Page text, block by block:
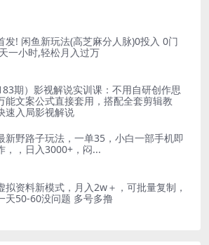
发! 闲鱼新玩法(高芝麻分人脉)0投入 0门
一小时,轻松月入过万
期）影视解说实训课：不用自研创作思
能文案公式直接套用，搭配全套剪辑教
速入局影视解说
新野路子玩法，一单35，小白一部手机即
，，日入3000+，闷...
拟资料新模式，月入2w＋，可批量复制，
天50-60没问题 多号多撸